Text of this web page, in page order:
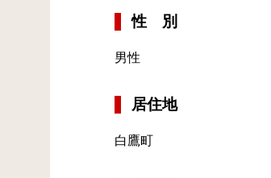
性 別
男性
居住地
白鷹町